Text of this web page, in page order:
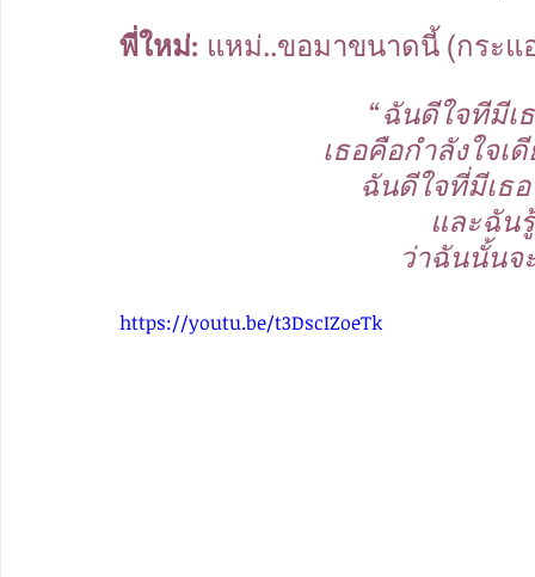
พี่ใหม่: แหม่..ขอมาขนาดนี้ (กระแ
“ฉันดีใจทีมีเ
เธอคือกำลังใจเ
ฉันดีใจที่มีเธ
และฉัน
ว่าฉันนั้นจ
https://youtu.be/t3DscIZoeTk